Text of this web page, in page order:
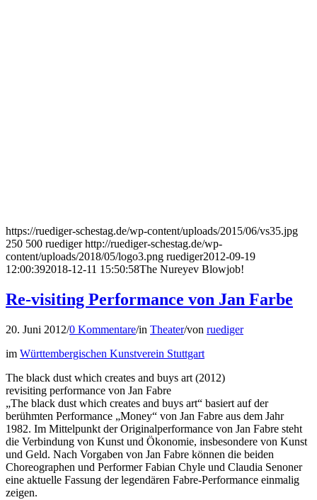
https://ruediger-schestag.de/wp-content/uploads/2015/06/vs35.jpg
250 500 ruediger http://ruediger-schestag.de/wp-
content/uploads/2018/05/logo3.png ruediger2012-09-19
12:00:392018-12-11 15:50:58The Nureyev Blowjob!
Re-visiting Performance von Jan Farbe
20. Juni 2012/0 Kommentare/in Theater/von ruediger
im Württembergischen Kunstverein Stuttgart
The black dust which creates and buys art (2012)
revisiting performance von Jan Fabre
„The black dust which creates and buys art“ basiert auf der
berühmten Performance „Money“ von Jan Fabre aus dem Jahr
1982. Im Mittelpunkt der Originalperformance von Jan Fabre steht
die Verbindung von Kunst und Ökonomie, insbesondere von Kunst
und Geld. Nach Vorgaben von Jan Fabre können die beiden
Choreographen und Performer Fabian Chyle und Claudia Senoner
eine aktuelle Fassung der legendären Fabre-Performance einmalig
zeigen.